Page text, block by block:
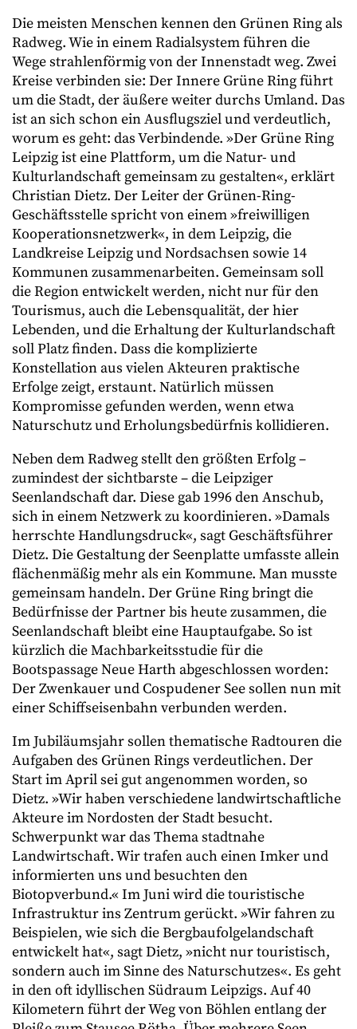
Die meisten Menschen kennen den Grünen Ring als
Radweg. Wie in einem Radialsystem führen die
Wege strahlenförmig von der Innenstadt weg. Zwei
Kreise verbinden sie: Der Innere Grüne Ring führt
um die Stadt, der äußere weiter durchs Umland. Das
ist an sich schon ein Ausflugsziel und verdeutlich,
worum es geht: das Verbindende. »Der Grüne Ring
Leipzig ist eine Plattform, um die Natur- und
Kulturlandschaft gemeinsam zu gestalten«, erklärt
Christian Dietz. Der Leiter der Grünen-Ring-
Geschäftsstelle spricht von einem »freiwilligen
Kooperationsnetzwerk«, in dem Leipzig, die
Landkreise Leipzig und Nordsachsen sowie 14
Kommunen zusammenarbeiten. Gemeinsam soll
die Region entwickelt werden, nicht nur für den
Tourismus, auch die Lebensqualität, der hier
Lebenden, und die Erhaltung der Kulturlandschaft
soll Platz finden. Dass die komplizierte
Konstellation aus vielen Akteuren praktische
Erfolge zeigt, erstaunt. Natürlich müssen
Kompromisse gefunden werden, wenn etwa
Naturschutz und Erholungsbedürfnis kollidieren.
Neben dem Radweg stellt den größten Erfolg –
zumindest der sichtbarste – die Leipziger
Seenlandschaft dar. Diese gab 1996 den Anschub,
sich in einem Netzwerk zu koordinieren. »Damals
herrschte Handlungsdruck«, sagt Geschäftsführer
Dietz. Die Gestaltung der Seenplatte umfasste allein
flächenmäßig mehr als ein Kommune. Man musste
gemeinsam handeln. Der Grüne Ring bringt die
Bedürfnisse der Partner bis heute zusammen, die
Seenlandschaft bleibt eine Hauptaufgabe. So ist
kürzlich die Machbarkeitsstudie für die
Bootspassage Neue Harth abgeschlossen worden:
Der Zwenkauer und Cospudener See sollen nun mit
einer Schiffseisenbahn verbunden werden.
Im Jubiläumsjahr sollen thematische Radtouren die
Aufgaben des Grünen Rings verdeutlichen. Der
Start im April sei gut angenommen worden, so
Dietz. »Wir haben verschiedene landwirtschaftliche
Akteure im Nordosten der Stadt besucht.
Schwerpunkt war das Thema stadtnahe
Landwirtschaft. Wir trafen auch einen Imker und
informierten uns und besuchten den
Biotopverbund.« Im Juni wird die touristische
Infrastruktur ins Zentrum gerückt. »Wir fahren zu
Beispielen, wie sich die Bergbaufolgelandschaft
entwickelt hat«, sagt Dietz, »nicht nur touristisch,
sondern auch im Sinne des Naturschutzes«. Es geht
in den oft idyllischen Südraum Leipzigs. Auf 40
Kilometern führt der Weg von Böhlen entlang der